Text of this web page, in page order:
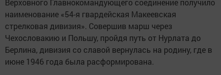
Верховного Главнокомандующего соединение получило
наименование «54-я гвардейская Макеевская
стрелковая дивизия». Совершив марш через
Чехословакию и Польшу, пройдя путь от Нурлата до
Берлина, дивизия со славой вернулась на родину, где в
июне 1946 года была расформирована.